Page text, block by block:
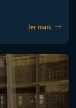
ler mais